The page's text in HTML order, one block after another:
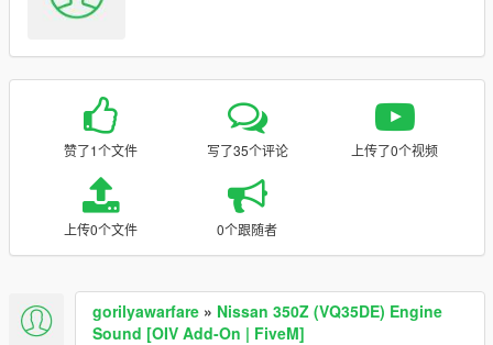
赞了1个文件 写了35个评论 上传了0个视频
上传0个文件 0个跟随者
gorilyawarfare » Nissan 350Z (VQ35DE) Engine
Sound [OIV Add-On | FiveM]